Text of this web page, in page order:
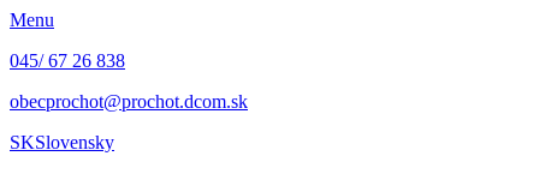
Menu
045/ 67 26 838
obecprochot@prochot.dcom.sk
SKSlovensky